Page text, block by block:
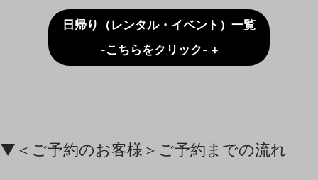
日帰り（レンタル・イベント）一覧
-こちらをクリック- +
▼＜ご予約のお客様＞ご予約までの流れ